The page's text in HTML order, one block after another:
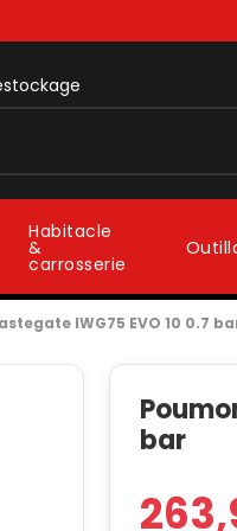
Habitacle
&
carrosserie
IWG75 EVO 10 0.7
bar